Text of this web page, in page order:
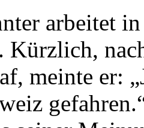
arbeitet
Kürzlich,
meinte er: